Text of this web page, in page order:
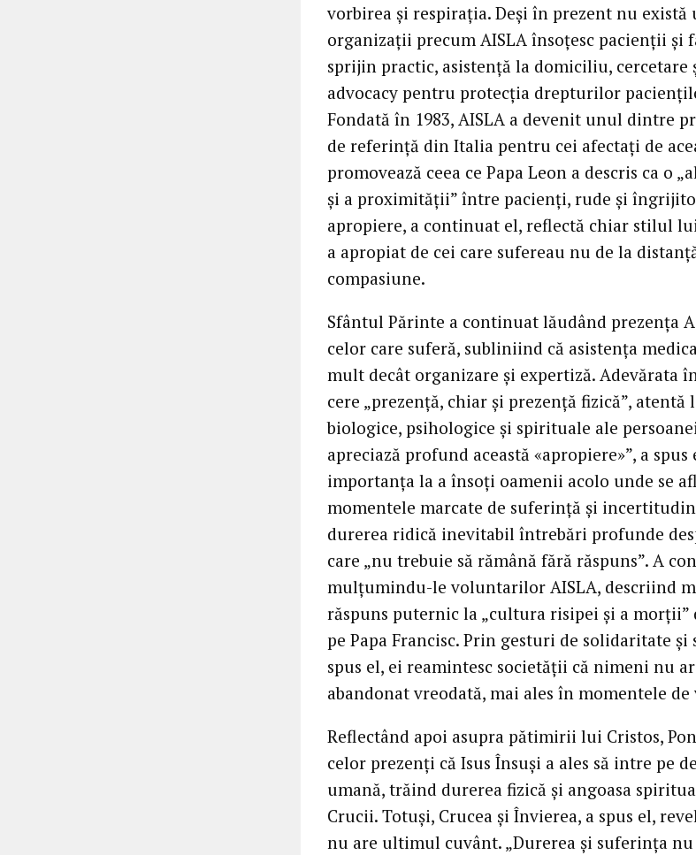
vorbirea și respirația. Deși în prezent nu există
organizații precum AISLA însoțesc pacienții și
sprijin practic, asistență la domiciliu, cercetare
advocacy pentru protecția drepturilor
Fondată în 1983, AISLA a devenit unul dintre
de referință din Italia pentru cei afectați de
promovează ceea ce Papa Leon a descris ca o
și a proximității” între pacienți, rude și
apropiere, a continuat el, reflectă chiar stilul
a apropiat de cei care sufereau nu de la
compasiune.
Sfântul Părinte a continuat lăudând prezența
celor care suferă, subliniind că asistența
mult decât organizare și expertiză. Adevărata
cere „prezență, chiar și prezență fizică”,
biologice, psihologice și spirituale ale
apreciază profund această «apropiere»”, a
importanța la a însoți oamenii acolo unde se
momentele marcate de suferință și
durerea ridică inevitabil întrebări profunde
care „nu trebuie să rămână fără răspuns”. A
mulțumindu-le voluntarilor AISLA, descriind
răspuns puternic la „cultura risipei și a morții”
pe Papa Francisc. Prin gesturi de solidaritate
spus el, ei reamintesc societății că nimeni nu
abandonat vreodată, mai ales în momentele
Reflectând apoi asupra pătimirii lui Cristos,
celor prezenți că Isus Însuși a ales să intre pe
umană, trăind durerea fizică și angoasa
Crucii. Totuși, Crucea și Învierea, a spus el,
nu are ultimul cuvânt. „Durerea și suferința